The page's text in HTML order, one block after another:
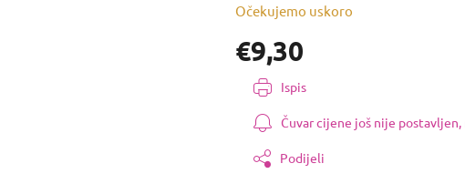
€9,30
Izmjeri
cijenu:
Očekujemo uskoro
Ispis
Čuvar cijene još nije
Podijeli